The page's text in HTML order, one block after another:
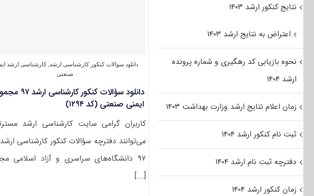
دانلود سوالات کنکور کارشناسی ارشد,کارشناسی ارشد
صنعتی
دانلود سؤالات کنکور
ایمنی صنعتی (کد ۱۲۹۴)
کاربران گرامی سایت کارشناسی ارشد
می‌توانند دفترچه سؤالات کنکور کارشناسی
۹۷ دانشگاه‌های سراسری و آزاد اسلامی
[...]
نتایج کنکور ارشد ۱۴۰۳
اعتراض به نتایج ارشد ۱۴۰۳
نحوه بازیابی کد رهگیری و شماره پرونده
ارشد ۱۴۰۴
زمان اعلام نتایج ارشد وزارت بهداشت ۱۴۰۳
ثبت نام کنکور ارشد ۱۴۰۴
دفترچه ثبت نام ارشد ۱۴۰۴
زمان کنکور ارشد ۱۴۰۴